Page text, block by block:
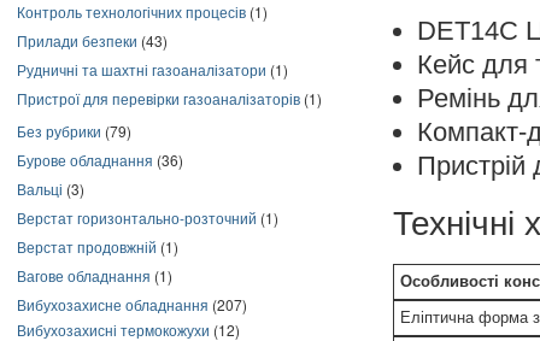
Контроль технологічних процесів (1)
Прилади безпеки (43)
Рудничні та шахтні газоаналізатори (1)
Пристрої для перевірки газоаналізаторів (1)
Без рубрики (79)
Бурове обладнання (36)
Вальці (3)
Верстат горизонтально-розточний (1)
Верстат продовжній (1)
Вагове обладнання (1)
Вибухозахисне обладнання (207)
Вибухозахисні термокожухи (12)
DET14C
Кейс для
Ремінь
Компакт-
Пристрій
Технічні
Особливості
Еліптична форма